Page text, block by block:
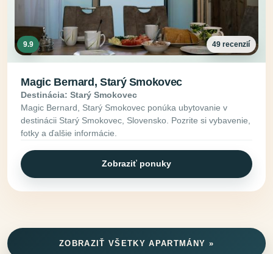
9.9 49 recenzií
Magic Bernard, Starý Smokovec
Destinácia: Starý Smokovec
Magic Bernard, Starý Smokovec ponúka ubytovanie v
destinácii Starý Smokovec, Slovensko. Pozrite si vybavenie,
fotky a ďalšie informácie.
Zobraziť ponuky
ZOBRAZIŤ VŠETKY APARTMÁNY »